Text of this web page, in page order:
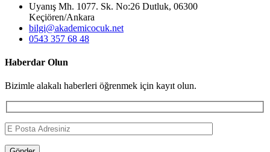
Uyanış Mh. 1077. Sk. No:26 Dutluk, 06300
Keçiören/Ankara
bilgi@akademicocuk.net
0543 357 68 48
Haberdar Olun
Bizimle alakalı haberleri öğrenmek için kayıt olun.